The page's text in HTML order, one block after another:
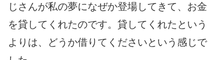
じさんが私の夢になぜか登場してきて、お金
を貸してくれたのです。貸してくれたという
よりは、どうか借りてくださいという感じで